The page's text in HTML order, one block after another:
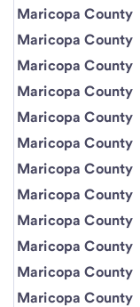
Maricopa County
Maricopa County
Maricopa County
Maricopa County
Maricopa County
Maricopa County
Maricopa County
Maricopa County
Maricopa County
Maricopa County
Maricopa County
Maricopa County